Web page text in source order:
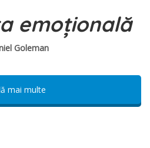
emoțională
Goleman
mai multe